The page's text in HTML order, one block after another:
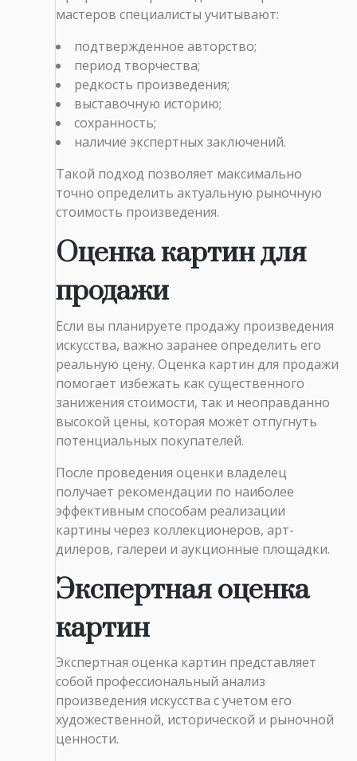
мастеров специалисты учитывают:
подтвержденное авторство;
период творчества;
редкость произведения;
выставочную историю;
сохранность;
наличие экспертных заключений.
Такой подход позволяет максимально
точно определить актуальную рыночную
стоимость произведения.
Оценка картин для
продажи
Если вы планируете продажу произведения
искусства, важно заранее определить его
реальную цену. Оценка картин для продажи
помогает избежать как существенного
занижения стоимости, так и неоправданно
высокой цены, которая может отпугнуть
потенциальных покупателей.
После проведения оценки владелец
получает рекомендации по наиболее
эффективным способам реализации
картины через коллекционеров, арт-
дилеров, галереи и аукционные площадки.
Экспертная оценка
картин
Экспертная оценка картин представляет
собой профессиональный анализ
произведения искусства с учетом его
художественной, исторической и рыночной
ценности.